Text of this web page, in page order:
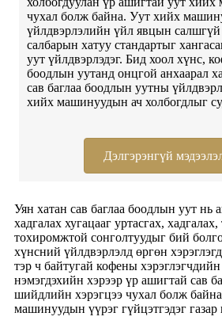
чухал болж байна. Уут хийх
үйлдвэрлэлийн үйл явцын салшгүй
салбарын хатуу стандартыг
уут үйлдвэрлэдэг. Бид хоол хүнс,
боодлын уутанд онцгой анхаарал
сав баглаа боодлын уутны
хийх машинуудын ач холбогдлыг
Дэлгэрэнгүй
Уян хатан сав баглаа боодлын уут нь
хадгалах хугацааг уртасгах, хадгалах,
тохиромжтой сонголтуудыг бий
хүнсний үйлдвэрлэлд өргөн
тэр ч байтугай кофены хэрэглэгчдийн
нэмэгдэхийн хэрээр үр ашигтай сав
шийдлийн хэрэгцээ чухал болж
машинуудын үүрэг гүйцэтгэдэг